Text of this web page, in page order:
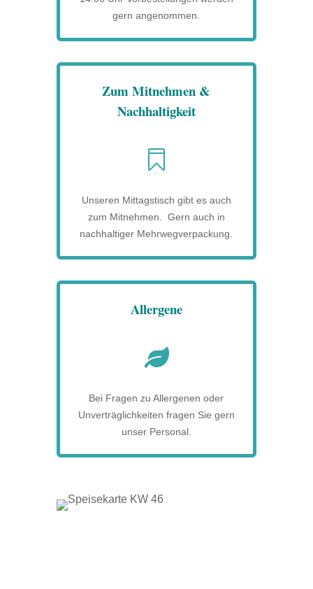
gern angenommen.
Zum Mitnehmen &
Nachhaltigkeit

Unseren Mittagstisch gibt es auch
zum Mitnehmen. Gern auch in
nachhaltiger Mehrwegverpackung.
Allergene

Bei Fragen zu Allergenen oder
Unverträglichkeiten fragen Sie gern
unser Personal.